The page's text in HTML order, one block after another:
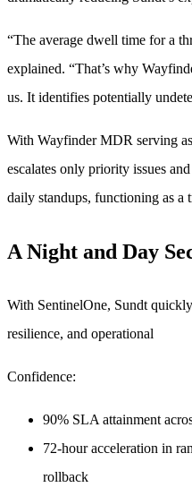
“The average dwell time for a
explained. “That’s why
us. It identifies potentially
With Wayfinder MDR serving
escalates only priority issues
daily standups, functioning as a
A Night and Day
With SentinelOne, Sundt
resilience, and operational
Confidence:
90% SLA attainment
72-hour acceleration in
rollback